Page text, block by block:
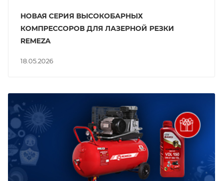
18.05.2026
НОВАЯ СЕРИЯ ВЫСОКОБАРНЫХ
КОМПРЕССОРОВ ДЛЯ ЛАЗЕРНОЙ РЕЗКИ
REMEZA